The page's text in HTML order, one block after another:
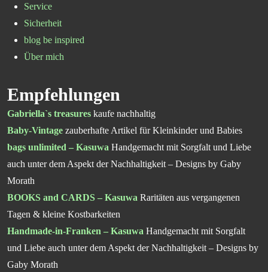
Service
Sicherheit
blog be inspired
Über mich
Empfehlungen
Gabriella`s treasures kaufe nachhaltig
Baby-Vintage zauberhafte Artikel für Kleinkinder und Babies
bags unlimited – Kasuwa Handgemacht mit Sorgfalt und Liebe
auch unter dem Aspekt der Nachhaltigkeit – Designs by Gaby
Morath
BOOKS and CARDS – Kasuwa Raritäten aus vergangenen
Tagen & kleine Kostbarkeiten
Handmade-in-Franken – Kasuwa Handgemacht mit Sorgfalt
und Liebe auch unter dem Aspekt der Nachhaltigkeit – Designs by
Gaby Morath